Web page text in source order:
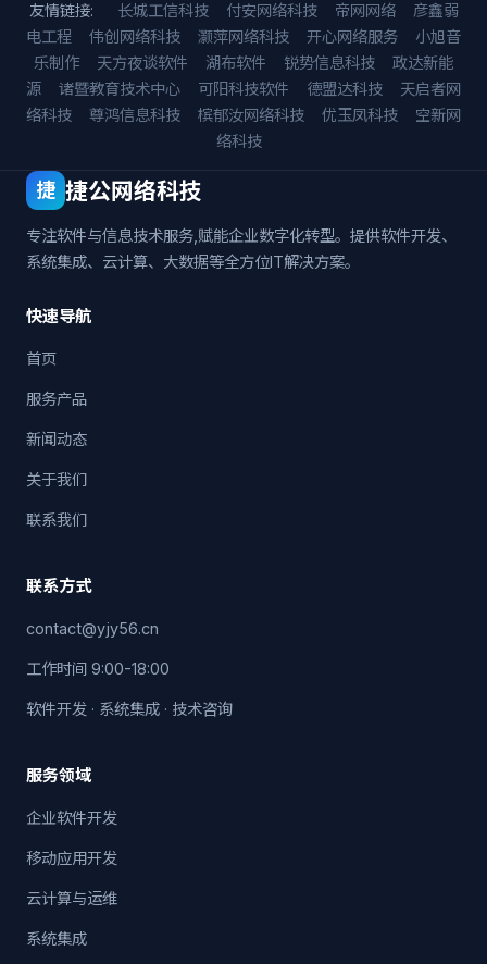
友情链接: 长城工信科技 付安网络科技 帝网网络
彦鑫弱
电工程
伟创网络科技 灏萍网络科技 开心网络服务
小旭音
乐制作
天方夜谈软件 湖布软件 锐势信息科技
政达新能
源
诸暨教育技术中心 可阳科技软件 德盟达科技
天启者网
络科技
尊鸿信息科技 槟郁汝网络科技 优玉凤科技
空新网
络科技
捷 捷公网络科技
专注软件与信息技术服务,赋能企业数字化转型。提供软件开发、
系统集成、云计算、大数据等全方位IT解决方案。
快速导航
首页
服务产品
新闻动态
关于我们
联系我们
联系方式
contact@yjy56.cn
工作时间 9:00-18:00
软件开发 · 系统集成 · 技术咨询
服务领域
企业软件开发
移动应用开发
云计算与运维
系统集成